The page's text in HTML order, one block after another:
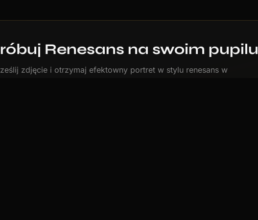
Renesans na swoim pupilu
zdjęcie i otrzymaj efektowny portret w stylu renesans w